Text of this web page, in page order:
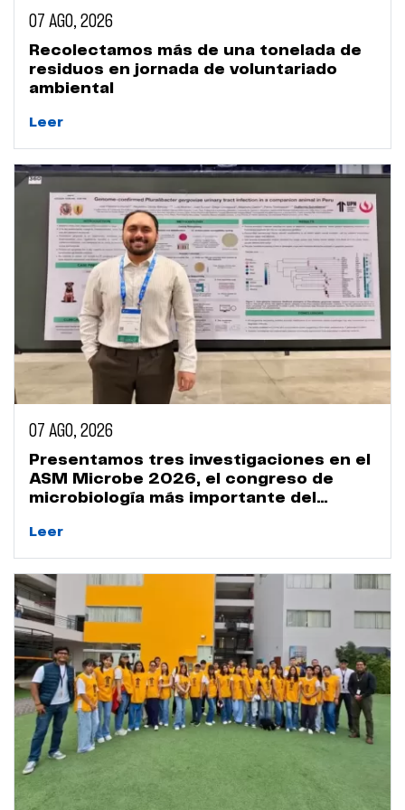
07 AGO, 2026
Recolectamos más de una tonelada de
residuos en jornada de voluntariado
ambiental
Leer
07 AGO, 2026
Presentamos tres investigaciones en el
ASM Microbe 2026, el congreso de
microbiología más importante del
Leer